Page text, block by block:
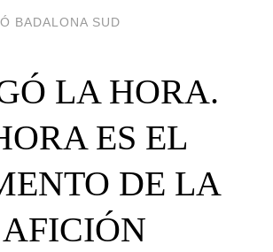
BADALONA SUD
LA HORA.
ES EL
DE LA
AFICIÓN